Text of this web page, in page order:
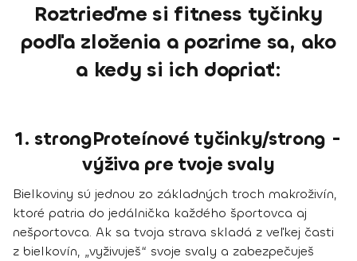
Roztrieďme si fitness tyčinky
podľa zloženia a pozrime sa, ako
a kedy si ich dopriať:
1. strongProteínové tyčinky/strong -
výživa pre tvoje svaly
Bielkoviny sú jednou zo základných troch makroživín,
ktoré patria do jedálnička každého športovca aj
nešportovca. Ak sa tvoja strava skladá z veľkej časti
z bielkovín, „vyživuješ“ svoje svaly a zabezpečuješ